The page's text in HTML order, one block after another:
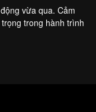
vừa qua. Cảm
trong hành trình